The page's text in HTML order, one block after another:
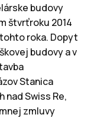
budovy
štvrťroku 2014
roka. Dopyt
budovy a v
Stanica
nad Swiss Re,
zmluvy